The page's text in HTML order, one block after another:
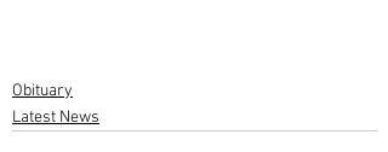
Obituary
Latest News